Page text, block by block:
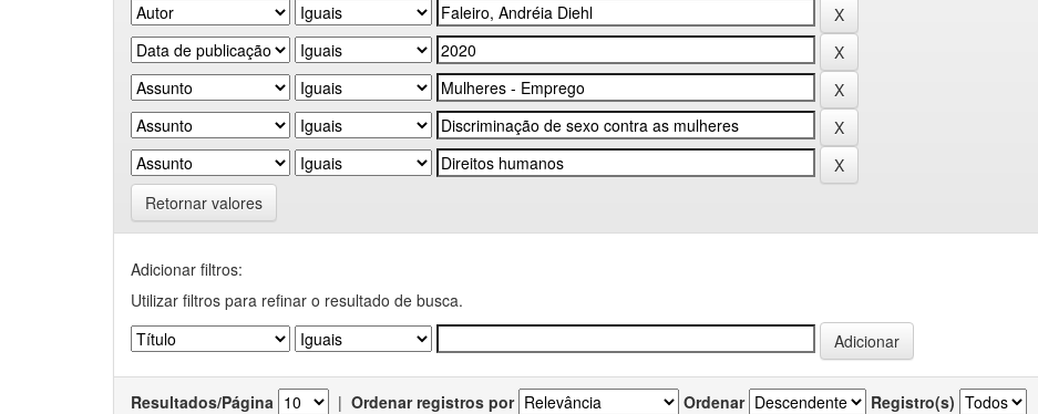
Retornar valores
Adicionar filtros:
Utilizar filtros para refinar o resultado de busca.
Resultados/Página | Ordenar registros por Ordenar Registro(s)